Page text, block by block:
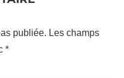
publiée. Les champs
*